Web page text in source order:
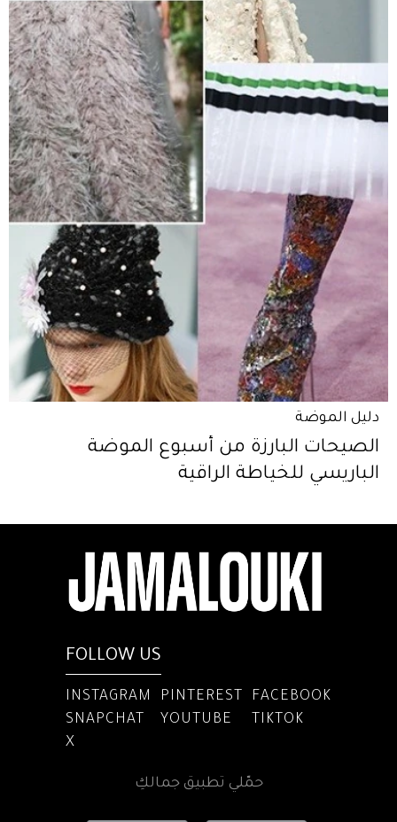
دليل الموضة
الصيحات البارزة من أسبوع الموضة
الباريسي للخياطة الراقية
FOLLOW US
INSTAGRAM PINTEREST
FACEBOOK
SNAPCHAT
YOUTUBE
TIKTOK
X
حمّلي تطبيق جمالكِ